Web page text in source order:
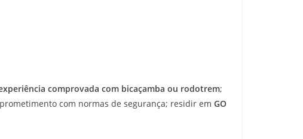
comprovada com bicaçamba ou rodotrem;
com normas de segurança; residir em GO